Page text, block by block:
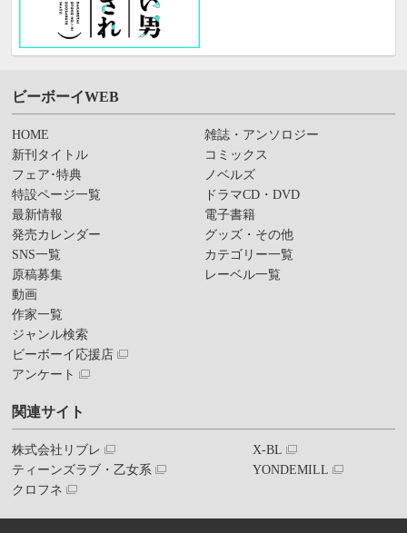
ビーボーイWEB
HOME
新刊タイトル
フェア･特典
特設ページ一覧
最新情報
発売カレンダー
SNS一覧
原稿募集
動画
作家一覧
ジャンル検索
ビーボーイ応援店
アンケート
雑誌・アンソロジー
コミックス
ノベルズ
ドラマCD・DVD
電子書籍
グッズ・その他
カテゴリー一覧
レーベル一覧
関連サイト
株式会社リブレ
ティーンズラブ・乙女系
クロフネ
X-BL
YONDEMILL